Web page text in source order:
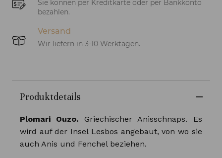
Sie können per Kreditkarte oder per Bankkonto
bezahlen.
Versand
Wir liefern in 3-10 Werktagen.
Produktdetails
Plomari Ouzo. Griechischer Anisschnaps. Es
wird auf der Insel Lesbos angebaut, von wo sie
auch Anis und Fenchel beziehen.